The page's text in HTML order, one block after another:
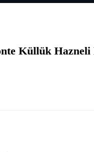
Küllük Hazneli